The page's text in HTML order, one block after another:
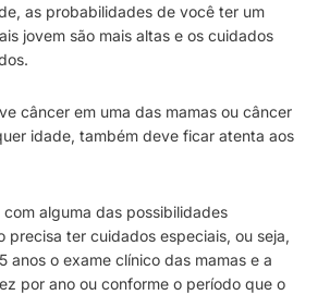
as probabilidades de você ter um
jovem são mais altas e os cuidados
câncer em uma das mamas ou câncer
idade, também deve ficar atenta aos
alguma das possibilidades
precisa ter cuidados especiais, ou seja,
anos o exame clínico das mamas e a
por ano ou conforme o período que o